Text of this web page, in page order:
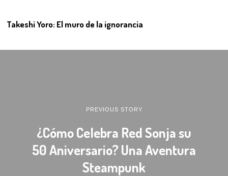
Takeshi Yoro: El muro de la ignorancia
PREVIOUS STORY
¿Cómo Celebra Red Sonja su
50 Aniversario? Una Aventura
Steampunk